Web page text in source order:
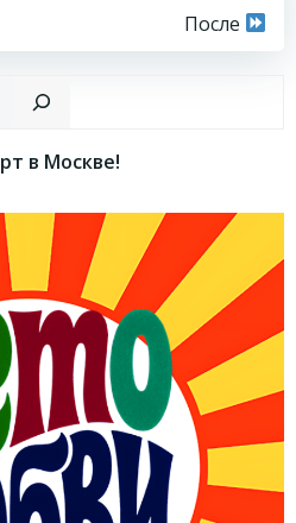
Навигация
по
записям
После
в Москве!